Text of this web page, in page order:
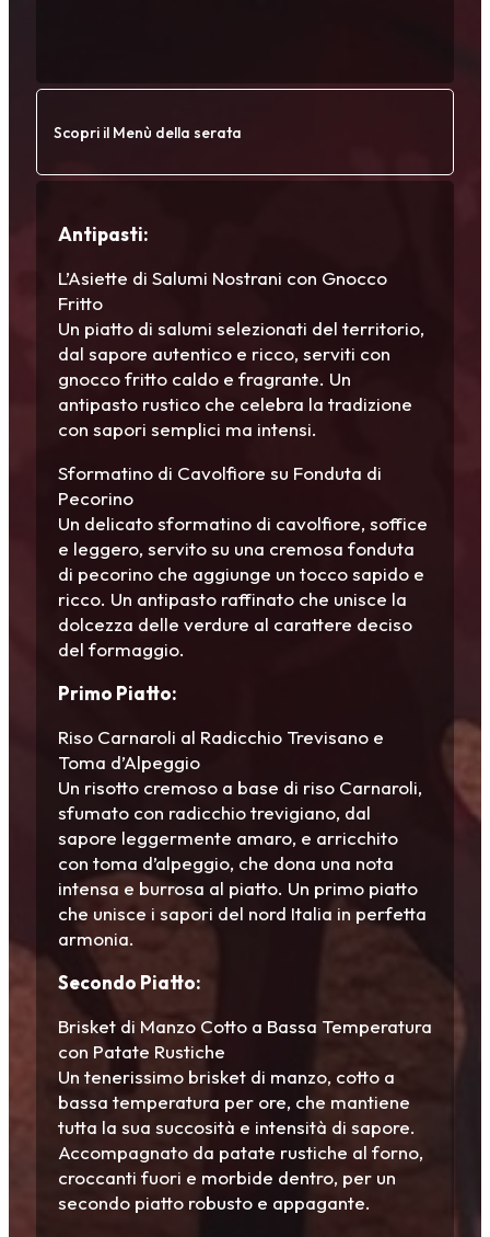
Scopri il Menù della serata
Antipasti:
L’Asiette di Salumi Nostrani con Gnocco
Fritto
Un piatto di salumi selezionati del territorio,
dal sapore autentico e ricco, serviti con
gnocco fritto caldo e fragrante. Un
antipasto rustico che celebra la tradizione
con sapori semplici ma intensi.
Sformatino di Cavolfiore su Fonduta di
Pecorino
Un delicato sformatino di cavolfiore, soffice
e leggero, servito su una cremosa fonduta
di pecorino che aggiunge un tocco sapido e
ricco. Un antipasto raffinato che unisce la
dolcezza delle verdure al carattere deciso
del formaggio.
Primo Piatto:
Riso Carnaroli al Radicchio Trevisano e
Toma d’Alpeggio
Un risotto cremoso a base di riso Carnaroli,
sfumato con radicchio trevigiano, dal
sapore leggermente amaro, e arricchito
con toma d’alpeggio, che dona una nota
intensa e burrosa al piatto. Un primo piatto
che unisce i sapori del nord Italia in perfetta
armonia.
Secondo Piatto:
Brisket di Manzo Cotto a Bassa Temperatura
con Patate Rustiche
Un tenerissimo brisket di manzo, cotto a
bassa temperatura per ore, che mantiene
tutta la sua succosità e intensità di sapore.
Accompagnato da patate rustiche al forno,
croccanti fuori e morbide dentro, per un
secondo piatto robusto e appagante.